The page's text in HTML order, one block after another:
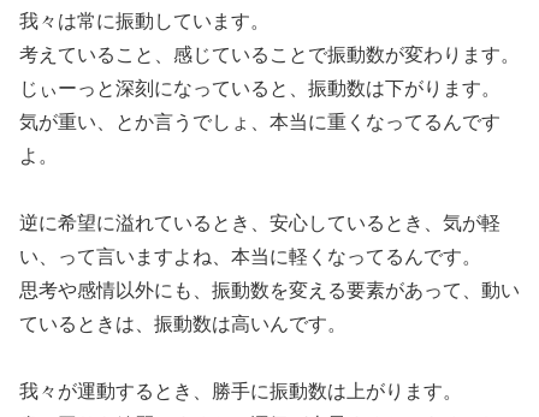
我々は常に振動しています。
考えていること、感じていることで振動数が変わります。
じぃーっと深刻になっていると、振動数は下がります。
気が重い、とか言うでしょ、本当に重くなってるんです
よ。
逆に希望に溢れているとき、安心しているとき、気が軽
い、って言いますよね、本当に軽くなってるんです。
思考や感情以外にも、振動数を変える要素があって、動い
ているときは、振動数は高いんです。
我々が運動するとき、勝手に振動数は上がります。